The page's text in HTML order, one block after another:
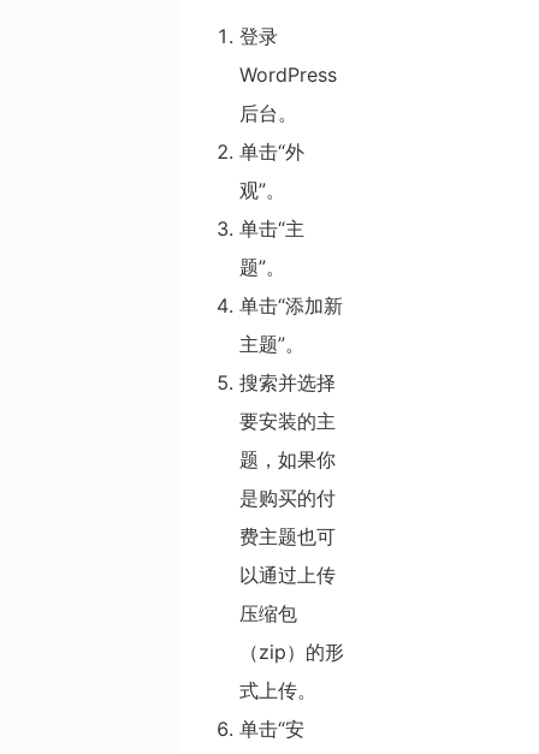
登录
WordPress
后台。
单击“外
观”。
单击“主
题”。
单击“添加新
主题”。
搜索并选择
要安装的主
题，如果你
是购买的付
费主题也可
以通过上传
压缩包
（zip）的形
式上传。
单击“安